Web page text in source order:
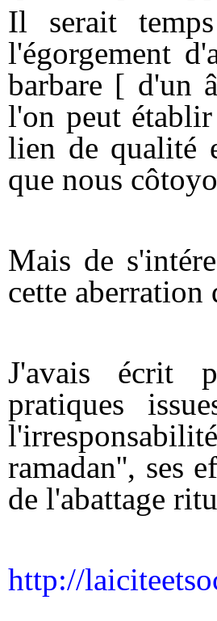
Il serait
l'égorgement
barbare [ d'un
l'on peut
lien de qualité
que nous
Mais de
cette aberration
J'avais écrit
pratiques
ramadan'', ses
de l'abattage
http://